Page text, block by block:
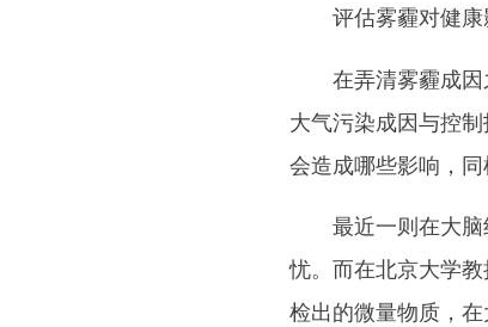
评估雾霾对健
在弄清雾霾成因
大气污染成因与控
会造成哪些影响，同
最近一则在大脑
忧。而在北京大学
检出的微量物质，